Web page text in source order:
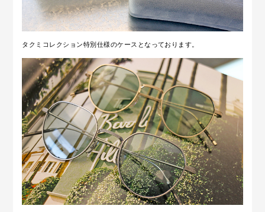
タクミコレクション特別仕様のケースとなっております。